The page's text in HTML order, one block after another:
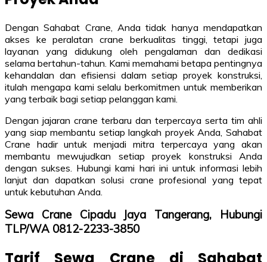
Dengan Sahabat Crane, Anda tidak hanya mendapatkan
akses ke peralatan crane berkualitas tinggi, tetapi juga
layanan yang didukung oleh pengalaman dan dedikasi
selama bertahun-tahun. Kami memahami betapa pentingnya
kehandalan dan efisiensi dalam setiap proyek konstruksi,
itulah mengapa kami selalu berkomitmen untuk memberikan
yang terbaik bagi setiap pelanggan kami.
Dengan jajaran crane terbaru dan terpercaya serta tim ahli
yang siap membantu setiap langkah proyek Anda, Sahabat
Crane hadir untuk menjadi mitra terpercaya yang akan
membantu mewujudkan setiap proyek konstruksi Anda
dengan sukses. Hubungi kami hari ini untuk informasi lebih
lanjut dan dapatkan solusi crane profesional yang tepat
untuk kebutuhan Anda.
Sewa Crane Cipadu Jaya Tangerang, Hubungi
TLP/WA 0812-2233-3850